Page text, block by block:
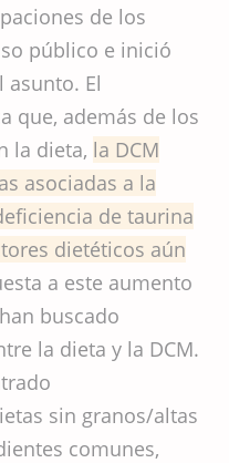
de los
público e inició
asunto. El
que, además de los
la dieta, la DCM
asociadas a la
de taurina
dietéticos aún
a este aumento
buscado
la dieta y la DCM.
sin granos/altas
comunes,